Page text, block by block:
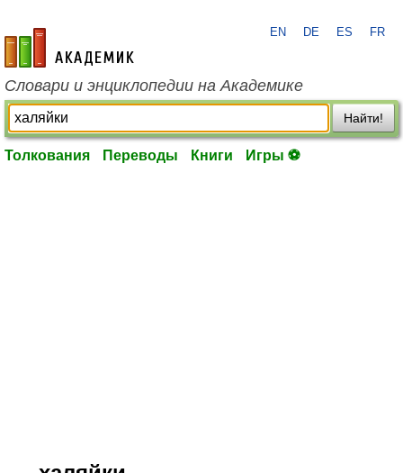
academic.ru
EN DE ES FR
Словари и энциклопедии на Академике
Найти!
Толкования Переводы Книги Игры ⚽